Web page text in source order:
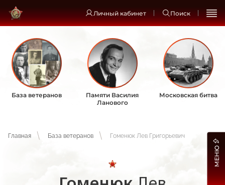
Личный кабинет Поиск
База ветеранов
Памяти Василия
Ланового
Московская битва
Главная База ветеранов Гоменюк Лев Григорьевич
МЕНЮ